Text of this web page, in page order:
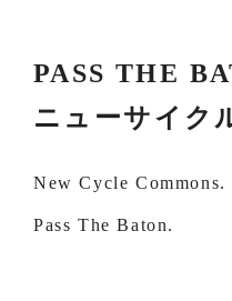
Recruit
PASS THE
ニューサイク
New Cycle Commons.
Pass The Baton.